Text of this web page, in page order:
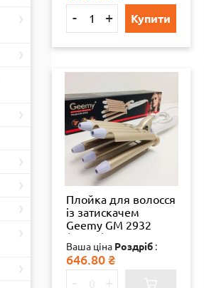
- + Купити
Плойка для волосся
із затискачем
Geemy GM 2932
(10644) 28325
Ваша ціна Роздріб :
646.80 ₴